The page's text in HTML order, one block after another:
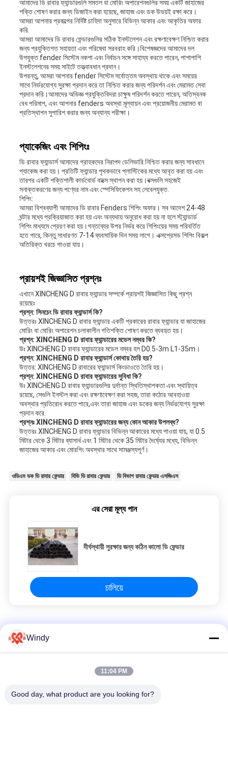
আমাদের ডি রাবার ফ্যান্ডারগুলি সমতল বা মোরিং অপারেশনগুলির সময় একটি জাহাজের
শক্তি শোষণ করার জন্য ডিজাইন করা হয়েছে, জাহাজ এবং ডক উভয়ই রক্ষা করে।
আমরা আপনার প্রকল্পের নির্দিষ্ট চাহিদা অনুসারে বিভিন্ন আকার এবং আকৃতির অফার
করি.
আমরা আমাদের ডি রাবার ফেন্ডারগুলির সঠিক ইনস্টলেশন এবং রক্ষণাবেক্ষণ নিশ্চিত করার
জন্য প্রযুক্তিগত সহায়তা এবং পরিষেবা সরবরাহ করি।বিশেষজ্ঞদের আমাদের দল
উপযুক্ত fender সিস্টেম নকশা এবং নির্বাচন সঙ্গে সাহায্য করতে পারেন, পাশাপাশি
ইনস্টলেশনের সময় সাইটে তত্ত্বাবধান প্রদান।
উপরন্তু, আমরা আপনার fender সিস্টেম সর্বোত্তম অবস্থায় থাকে এবং সময়ের
সাথে নির্ভরযোগ্য সুরক্ষা প্রদান করে তা নিশ্চিত করার জন্য পরিদর্শন এবং মেরামত সেবা
প্রদান করি।আমাদের অভিজ্ঞ প্রযুক্তিবিদরা চাক্ষুষ পরিদর্শন করতে পারেন, অতিস্বনক
বেধ পরিমাপ, এবং আপনার fenders অবস্থা মূল্যায়ন এবং প্রয়োজনীয় মেরামত বা
প্রতিস্থাপন সুপারিশ করার জন্য অন্যান্য পরীক্ষা।
প্যাকেজিং এবং শিপিংঃ
ডি রাবার ফ্যান্ডার্স আমাদের গ্রাহকদের নিরাপদ ডেলিভারি নিশ্চিত করার জন্য সাবধানে
প্যাকেজ করা হয়। প্রতিটি ফ্যান্ডার পৃথকভাবে প্লাস্টিকের মধ্যে আবৃত করা হয় এবং
তারপর একটি শক্তিশালী কার্ডবোর্ড বাক্সে স্থাপন করা হয়।বক্সগুলি সহজেই
সনাক্তকরণের জন্য পণ্যের নাম এবং স্পেসিফিকেশন সহ লেবেলযুক্ত.
শিপিং:
আমরা বিশ্বব্যাপী আমাদের ডি রাবার Fenders শিপিং অফার। সব আদেশ 24-48
ঘন্টার মধ্যে প্রক্রিয়াজাত করা হয় এবং অন্যথায় অনুরোধ করা হয় না হলে স্ট্যান্ডার্ড
শিপিং মাধ্যমে প্রেরণ করা হয়।গন্তব্যের উপর নির্ভর করে শিপিংয়ের সময় পরিবর্তিত
হতে পারে, কিন্তু সাধারণত 7-14 ব্যবসায়িক দিন সময় লাগে। এক্সপ্রেসড শিপিং বিকল্প
অতিরিক্ত খরচে পাওয়া যায়।
প্রায়শই জিজ্ঞাসিত প্রশ্নঃ
এখানে XINCHENG D রাবার ফ্যান্ডার সম্পর্কে প্রায়শই জিজ্ঞাসিত কিছু প্রশ্ন
রয়েছেঃ
প্রশ্ন: সিনচেং ডি রাবার ফ্যান্ডার্স কি?
উত্তরঃ XINCHENG D রাবার ফ্যান্ডার একটি প্রকারের রাবার ফ্যান্ডার যা জাহাজের
মোরিং বা মোরিং অপারেশন চলাকালীন গতিশক্তি শোষণ করতে ব্যবহৃত হয়।
প্রশ্ন: XINCHENG D রাবার ফ্যান্ডারের মডেল নম্বর কি?
উঃ XINCHENG D রাবার ফ্যান্ডারের মডেল নম্বর হল D0.5-3m L1-35m।
প্রশ্ন: XINCHENG D রাবার ফ্যান্ডার্স কোথায় তৈরি হয়?
উত্তর: XINCHENG D রাবারের ফ্যান্ডার্স কিংডাওতে তৈরি হয়।
প্রশ্ন: XINCHENG D রাবার ফ্যান্ডারের সুবিধা কি?
উঃ XINCHENG D রাবার ফ্যান্ডারগুলির দুর্দান্ত স্থিতিস্থাপকতা এবং স্থায়িত্ব
রয়েছে, সেগুলি ইনস্টল করা এবং রক্ষণাবেক্ষণ করা সহজ, তারা কঠোর আবহাওয়া
অবস্থার প্রতিরোধ করতে পারে,এবং তারা জাহাজ এবং ডকের জন্য নির্ভরযোগ্য সুরক্ষা
প্রদান করে.
প্রশ্নঃ XINCHENG D রাবার ফ্যান্ডারের জন্য কোন আকার উপলব্ধ?
উত্তরঃ XINCHENG D রাবার ফ্যান্ডার বিভিন্ন আকারের মধ্যে পাওয়া যায়, যা 0.5
মিটার থেকে 3 মিটার ব্যাসার্ধ এবং 1 মিটার থেকে 35 মিটার দৈর্ঘ্যের মধ্যে, বিভিন্ন
জাহাজের আকার এবং মোরগিং অবস্থার সাথে সামঞ্জস্যপূর্ণ।
ওডিএম ডক ডি রাবার ফেন্ডার বিভি ডি রাবার ফেন্ডার ডি বিভাগ রাবার ফেন্ডার এসজিএস
এর সেরা মূল্য পান
দীর্ঘস্থায়ী সুরক্ষার জন্য কঠিন কালো ডি ফেন্ডার
চালিয়ে
সলিড ডি টাইপ রাবার ফেন্ডার ইম্প্যাক্ট এনার্জি শোষণের জন্য চূড়ান্ত সমাধান
কঠিন ডি রাবার Fenders চ্যালেঞ্জিং অ্যাপ্লিকেশন জন্য চমৎকার আবহাওয়া প্রতিরোধের
কাস্টমাইজযোগ্য ডকিং সুরক্ষার জন্য ইনস্টলেশন বোল্টড ডি টাইপ রাবার ফ্যান্ডার
Windy
11:04 PM
Good day, what product are you looking for?